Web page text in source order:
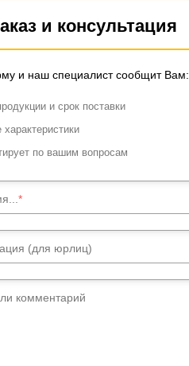
и консультация
и наш специалист сообщит Вам:
и срок поставки
характеристики
по вашим вопросам
(для юрлиц)
комментарий